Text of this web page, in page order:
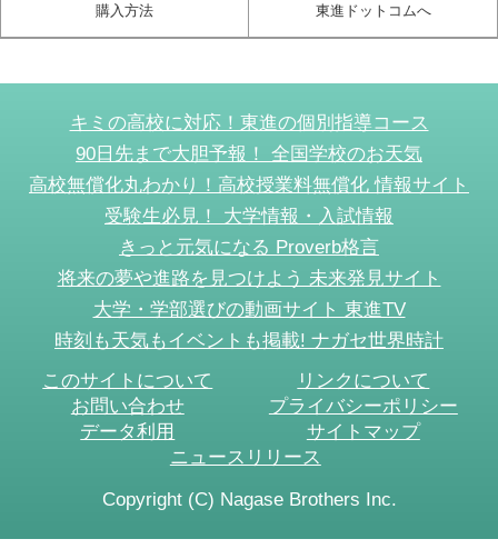
購入方法 東進ドットコムへ
キミの高校に対応！東進の個別指導コース
90日先まで大胆予報！ 全国学校のお天気
高校無償化丸わかり！高校授業料無償化 情報サイト
受験生必見！ 大学情報・入試情報
きっと元気になる Proverb格言
将来の夢や進路を見つけよう 未来発見サイト
大学・学部選びの動画サイト 東進TV
時刻も天気もイベントも掲載! ナガセ世界時計
このサイトについて
リンクについて
お問い合わせ
プライバシーポリシー
データ利用
サイトマップ
ニュースリリース
Copyright (C) Nagase Brothers Inc.